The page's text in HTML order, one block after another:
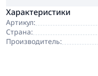
Характеристики
Артикул:
Страна:
Производитель: